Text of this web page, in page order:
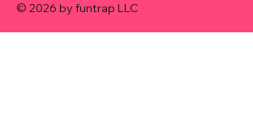
© 2026 by funtrap LLC